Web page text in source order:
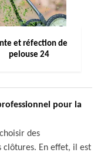
et réfection de
pelouse 24
pour la
des
clôtures. En effet, il est